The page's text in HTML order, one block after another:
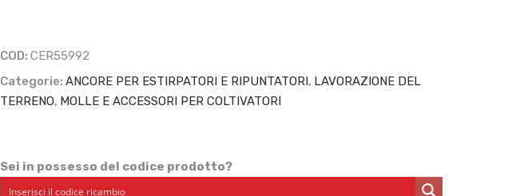
COD: CER55992
Categorie: ANCORE PER ESTIRPATORI E RIPUNTATORI, LAVORAZIONE DEL
TERRENO, MOLLE E ACCESSORI PER COLTIVATORI
Sei in possesso del codice prodotto?